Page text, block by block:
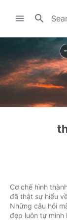
menu search
Cơ chế hình
đã thật sự hiểu
Những câu hỏi
đẹp luôn tự mình